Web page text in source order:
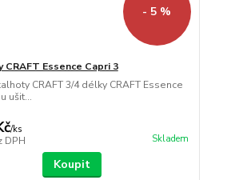
- 5 %
Essence Capri 3
CRAFT 3/4 délky CRAFT Essence
ušit...
/ks
DPH Skladem
Koupit